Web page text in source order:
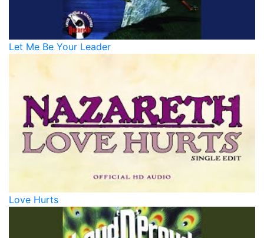
Let Me Be Your Leader
Love Hurts